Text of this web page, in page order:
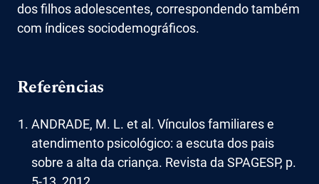
dos filhos adolescentes, correspondendo também
com índices sociodemográficos.
Referências
ANDRADE, M. L. et al. Vínculos familiares e
atendimento psicológico: a escuta dos pais
sobre a alta da criança. Revista da SPAGESP, p.